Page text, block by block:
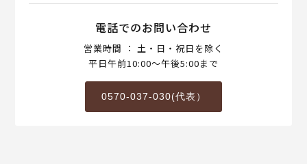
電話でのお問い合わせ
営業時間 ： 土・日・祝日を除く
平日午前10:00～午後5:00まで
0570-037-030(代表）